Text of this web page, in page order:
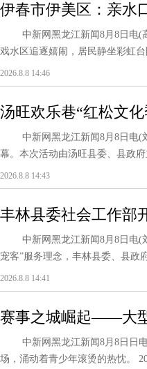
伊春市伊美区：亲水
中新网黑龙江新闻8月8日电(高
戏水区追逐嬉闹，居民静坐彩虹
2026.8.8 14:46
汤旺欢乐巷“红松文
中新网黑龙江新闻8月8日电(刘
幕。本次活动由汤旺县委、县政
2026.8.8 14:43
丰林县委社会工作部
中新网黑龙江新闻8月8日电(刘
宠客”服务理念，丰林县委、县政
2026.8.8 14:41
赛事之城崛起——大
中新网黑龙江新闻8月8日日电(
场，涌动着青少年滚烫的热忱。